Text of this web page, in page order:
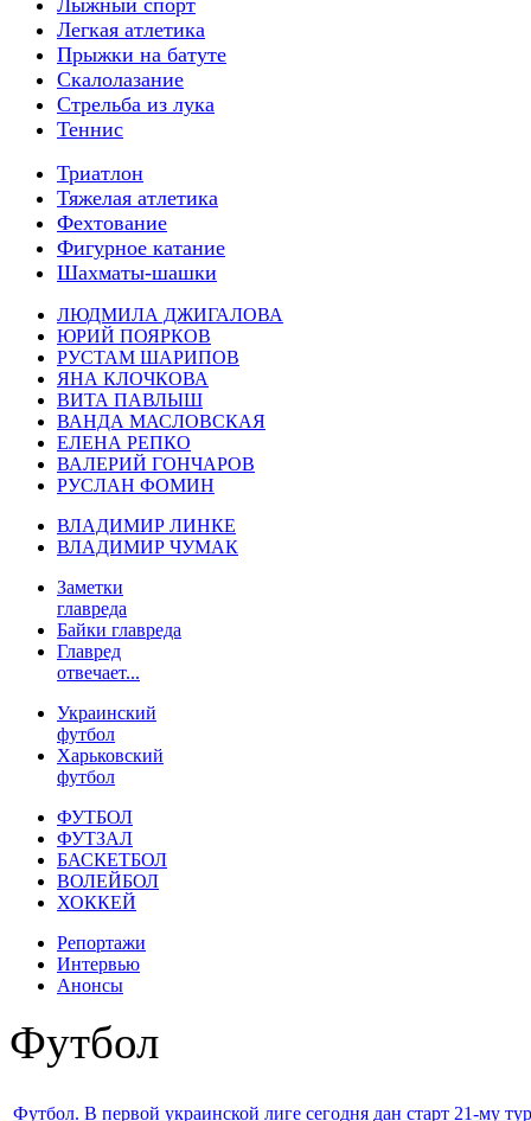
Легкая атлетика
Прыжки на батуте
Скалолазание
Стрельба из лука
Теннис
Триатлон
Тяжелая атлетика
Фехтование
Фигурное катание
Шахматы-шашки
ЛЮДМИЛА ДЖИГАЛОВА
ЮРИЙ ПОЯРКОВ
РУСТАМ ШАРИПОВ
ЯНА КЛОЧКОВА
ВИТА ПАВЛЫШ
ВАНДА МАСЛОВСКАЯ
ЕЛЕНА РЕПКО
ВАЛЕРИЙ ГОНЧАРОВ
РУСЛАН ФОМИН
ВЛАДИМИР ЛИНКЕ
ВЛАДИМИР ЧУМАК
Заметки
главреда
Байки главреда
Главред
отвечает...
Украинский
футбол
Харьковский
футбол
ФУТБОЛ
ФУТЗАЛ
БАСКЕТБОЛ
ВОЛЕЙБОЛ
ХОККЕЙ
Репортажи
Интервью
Анонсы
Футбол
Футбол. В первой украинской лиге сегодня дан старт 21-му